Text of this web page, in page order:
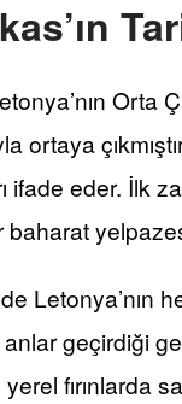
Orta
ortaya
ifade eder. İlk
Letonya’nın
geçirdiği
fırınlarda